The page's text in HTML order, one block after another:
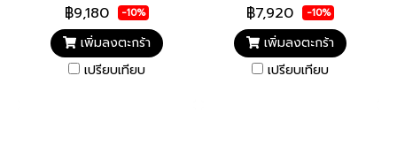
฿9,180 -10%
เพิ่มลงตะกร้า
เปรียบเทียบ
฿7,920 -10%
เพิ่มลงตะกร้า
เปรียบเทียบ